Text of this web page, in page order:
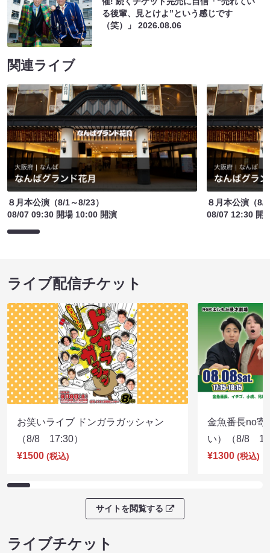
る後輩、見とけよ”という感じです
（笑）」2026.08.06
関連ライブ
８月本公演（8/1～8/23）
08/07 09:30 開場 10:00 開演
８月本公演（8/
08/07 12:30 開
ライブ配信チケット
お笑いライブ ドンガラガッシャン
（8/8 17:30）
¥1500 (税込)
金魚番長no寄
い）（8/8
¥1300 (税込)
サイトを閲覧する
ライブチケット